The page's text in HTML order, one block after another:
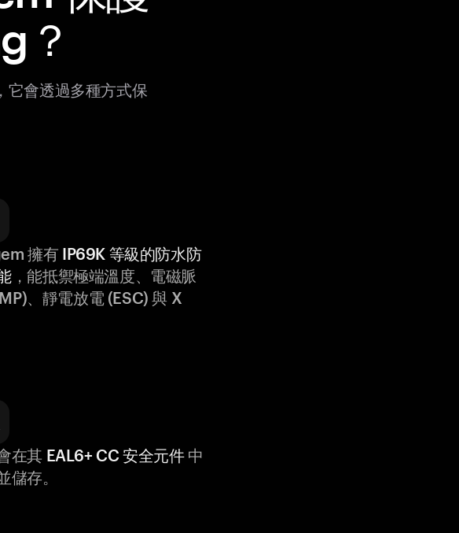
？
它會透過多種方式保
擁有 IP69K 等級的防水防
，能抵禦極端溫度、電磁脈
、靜電放電 (ESC) 與 X
在其 EAL6+ CC 安全元件中
儲存。